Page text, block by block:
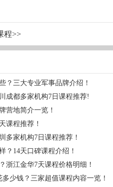
程>>
？三大专业军事品牌介绍！
成都多家机构7日课程推荐!
营地简介一览！
课程推荐！
多家机构7日课程推荐！
？14天口碑课程介绍！
浙江金华7天课程价格明细！
少钱？三家超值课程内容一览！